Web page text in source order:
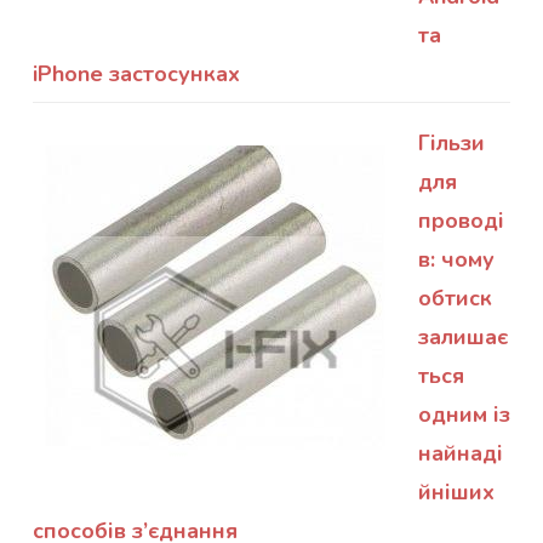
та
iPhone застосунках
Гільзи
для
проводі
в: чому
обтиск
залишає
ться
одним із
найнаді
йніших
способів з’єднання